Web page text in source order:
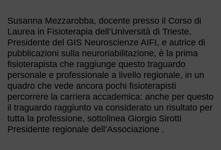
Susanna Mezzarobba, docente presso il Corso di
Laurea in Fisioterapia dell’Università di Trieste,
Presidente del GIS Neuroscienze AIFI, e autrice di
pubblicazioni sulla neuroriabilitazione, è la prima
fisioterapista che raggiunge questo traguardo
personale e professionale a livello regionale, in un
quadro che vede ancora pochi fisioterapisti
percorrere la carriera accademica: anche per questo
il traguardo raggiunto va considerato un risultato per
tutta la professione, sottolinea Giorgio Sirotti
Presidente regionale dell’Associazione .